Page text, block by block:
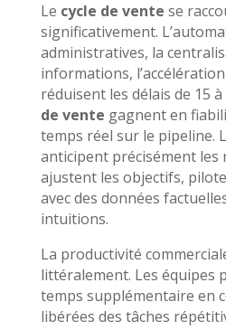
Le cycle de vente se
significativement.
administratives, la
informations,
réduisent les délais de 15 à
de vente gagnent en
temps réel sur le pipeline.
anticipent précisément les
ajustent les objectifs,
avec des données
intuitions.
La productivité
littéralement. Les équipes
temps supplémentaire en
libérées des tâches